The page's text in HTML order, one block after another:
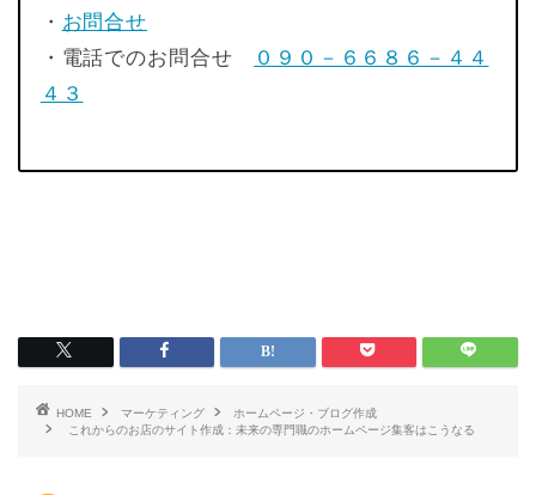
・ お問合せ
・電話でのお問合せ
０９０－６６８６－４４
４３
HOME マーケティング
ホームページ・ブログ作成
これからのお店のサイト作成：未来の専門職のホームページ集客はこうなる